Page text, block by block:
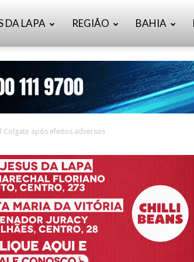
DA LAPA REGIÃO BAHIA
após efeitos adversos